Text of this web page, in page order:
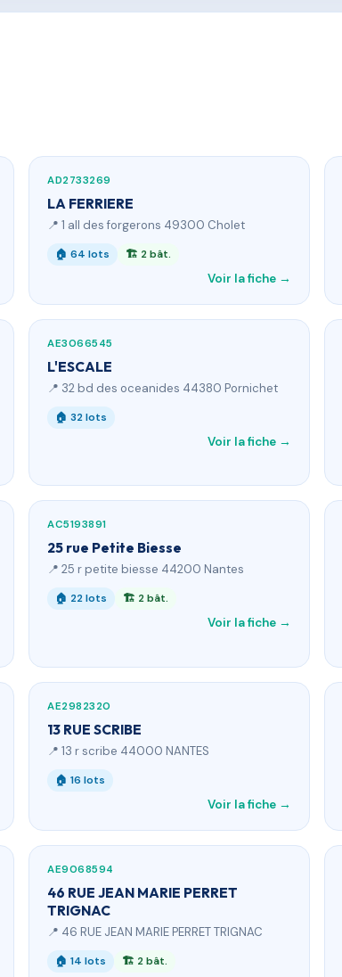
AD2733269
LA FERRIERE
📍 1 all des forgerons 49300 Cholet
🏠 64 lots 🏗 2 bât.
Voir la fiche →
AE3066545
L'ESCALE
📍 32 bd des oceanides 44380 Pornichet
🏠 32 lots
Voir la fiche →
AC5193891
25 rue Petite Biesse
📍 25 r petite biesse 44200 Nantes
🏠 22 lots 🏗 2 bât.
Voir la fiche →
AE2982320
13 RUE SCRIBE
📍 13 r scribe 44000 NANTES
🏠 16 lots
Voir la fiche →
AE9068594
46 RUE JEAN MARIE PERRET
TRIGNAC
📍 46 RUE JEAN MARIE PERRET TRIGNAC
🏠 14 lots 🏗 2 bât.